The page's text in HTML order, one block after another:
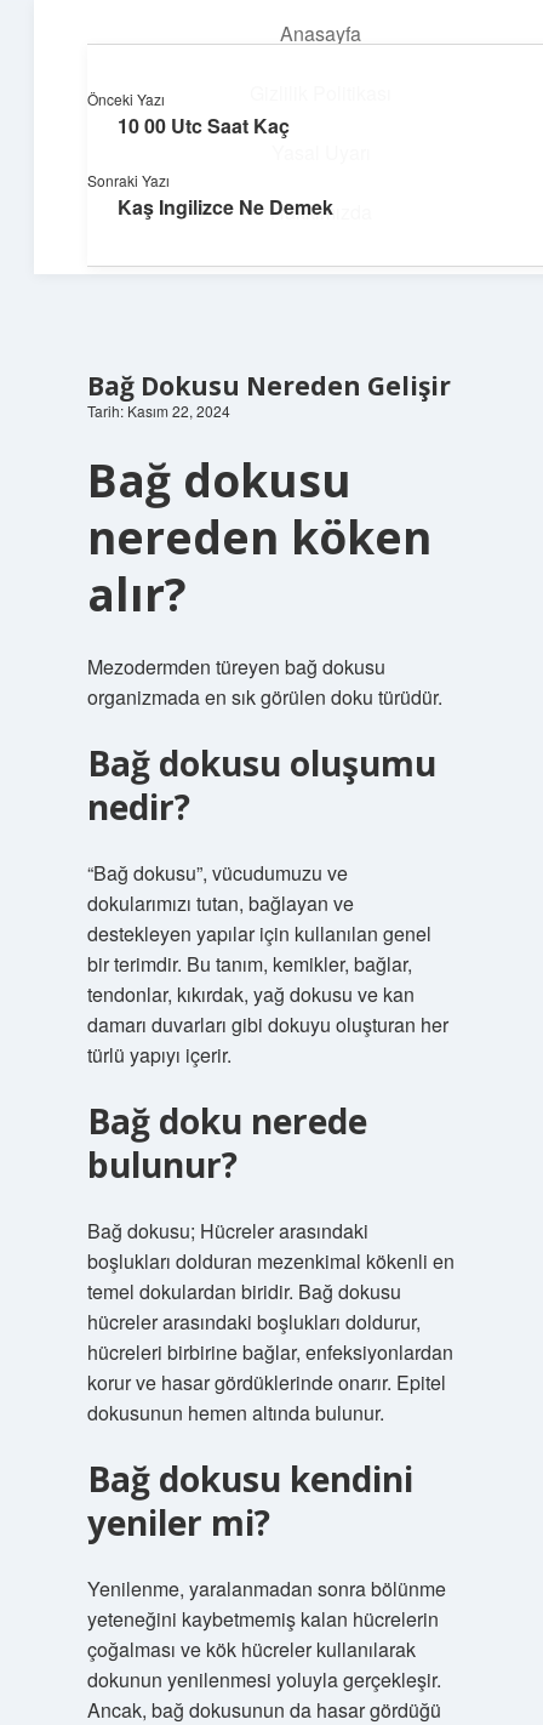
Anasayfa
Hakkımızda
Huzurlu Yaşam Tüyoları
Hayatına ferahlık katan öneriler!
Bağ Dokusu Nereden Gelişir
Tarih: Kasım 22, 2024
Bağ dokusu
nereden köken
alır?
Mezodermden türeyen bağ dokusu
organizmada en sık görülen doku türüdür.
Bağ dokusu oluşumu
nedir?
“Bağ dokusu”, vücudumuzu ve
dokularımızı tutan, bağlayan ve
destekleyen yapılar için kullanılan genel
bir terimdir. Bu tanım, kemikler, bağlar,
tendonlar, kıkırdak, yağ dokusu ve kan
damarı duvarları gibi dokuyu oluşturan her
türlü yapıyı içerir.
Bağ doku nerede
bulunur?
Bağ dokusu; Hücreler arasındaki
boşlukları dolduran mezenkimal kökenli en
temel dokulardan biridir. Bağ dokusu
hücreler arasındaki boşlukları doldurur,
hücreleri birbirine bağlar, enfeksiyonlardan
korur ve hasar gördüklerinde onarır. Epitel
dokusunun hemen altında bulunur.
Bağ dokusu kendini
yeniler mi?
Yenilenme, yaralanmadan sonra bölünme
yeteneğini kaybetmemiş kalan hücrelerin
çoğalması ve kök hücreler kullanılarak
dokunun yenilenmesi yoluyla gerçekleşir.
Ancak, bağ dokusunun da hasar gördüğü
Önceki Yazı
10 00 Utc Saat Kaç
Sonraki Yazı
Kaş Ingilizce Ne Demek